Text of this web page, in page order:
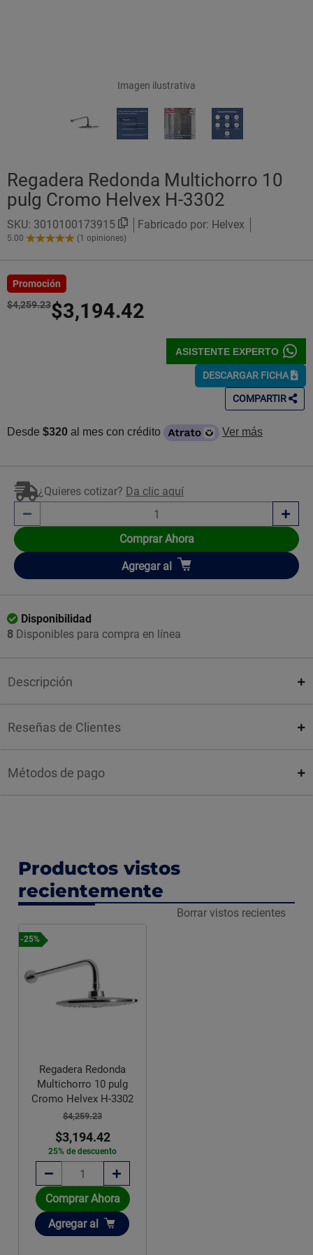
Imagen ilustrativa
Regadera Redonda Multichorro 10
pulg Cromo Helvex H-3302
SKU: 3010100173915 Fabricado por: Helvex
5.00
5.00
Estrellas!
(1 opiniones)
Promoción
$4,259.23$3,194.42
ASISTENTE EXPERTO
DESCARGAR FICHA
COMPARTIR
Desde $320 al mes con crédito Ver más
¿Quieres cotizar? Da clic aquí
Comprar Ahora
Añadir
Agregar al
Disponibilidad
8 Disponibles para compra en línea
Descripción
Reseñas de Clientes
Métodos de pago
Productos vistos
recientemente
Borrar vistos recientes
-25%
Regadera Redonda
Multichorro 10 pulg
Cromo Helvex H-3302
$4,259.23
$3,194.42
25% de descuento
Comprar Ahora
Añadir
Agregar al